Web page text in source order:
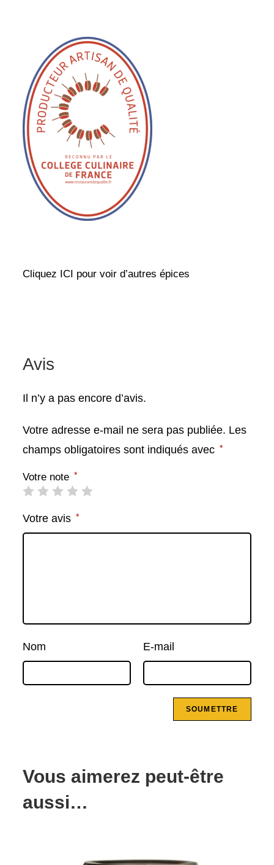
Cliquez ICI pour voir d’autres épices
Avis
Il n’y a pas encore d’avis.
Votre adresse e-mail ne sera pas publiée. Les
champs obligatoires sont indiqués avec *
Votre note *
Votre avis *
Nom E-mail
Vous aimerez peut-être
aussi…